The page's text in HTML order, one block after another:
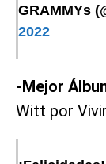
GRAMMYs
2022
-Mejor
Witt por